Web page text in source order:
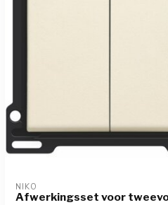
NIKO
Afwerkingsset voor